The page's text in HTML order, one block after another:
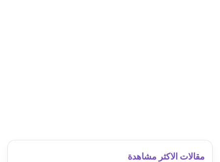
مقالات الاكثر مشاهدة